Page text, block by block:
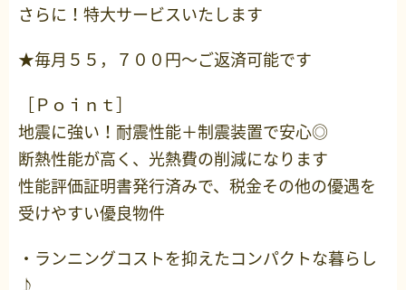
さらに！特大サービスいたします
★毎月５５，７００円～ご返済可能です
［Ｐｏｉｎｔ］
地震に強い！耐震性能＋制震装置で安心◎
断熱性能が高く、光熱費の削減になります
性能評価証明書発行済みで、税金その他の優遇を
受けやすい優良物件
・ランニングコストを抑えたコンパクトな暮らし
♪